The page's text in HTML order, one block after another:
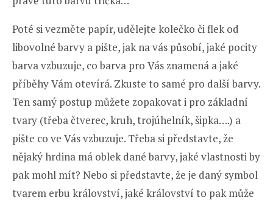
Poté si vezměte papír, udělejte kolečko či flek od
libovolné barvy a pište, jak na vás působí, jaké pocity
barva vzbuzuje, co barva pro Vás znamená a jaké
příběhy Vám otevírá. Zkuste to samé pro další barvy.
Ten samý postup můžete zopakovat i pro základní
tvary (třeba čtverec, kruh, trojúhelník, šipka….) a
pište co ve Vás vzbuzuje. Třeba si představte, že
nějaký hrdina má oblek dané barvy, jaké vlastnosti by
pak mohl mít? Nebo si představte, že je daný symbol
tvarem erbu království, jaké království to pak může